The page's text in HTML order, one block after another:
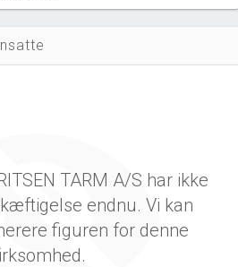
TARM A/S har ikke
endnu. Vi kan
figuren for denne